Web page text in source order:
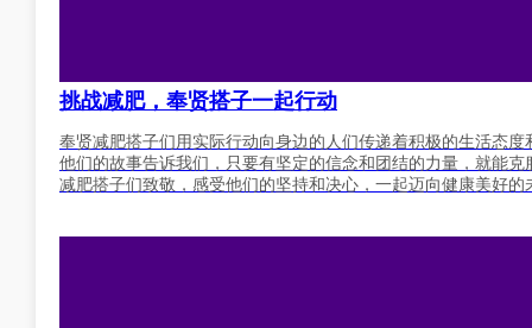
挑战减肥，奉贤搭子一起行动
奉贤减肥搭子们用实际行动向身边的人们传递着积极的生活态
他们的故事告诉我们，只要有坚定的信念和团结的力量，就能
减肥搭子们致敬，感受他们的坚持和决心，一起迈向健康美好的